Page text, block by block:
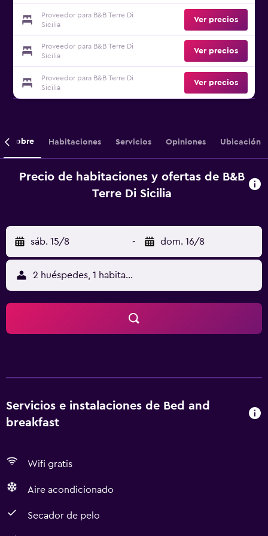
Proveedor para B&B Terre Di
Sicilia
Ver precios
Proveedor para B&B Terre Di
Sicilia
Ver precios
Proveedor para B&B Terre Di
Sicilia
Ver precios
Sobre Habitaciones Servicios Opiniones Ubicación
Precio de habitaciones y ofertas de B&B
Terre Di Sicilia
sáb. 15/8 - dom. 16/8
2 huéspedes, 1 habitación
Servicios e instalaciones de Bed and
breakfast
Wifi gratis
Aire acondicionado
Secador de pelo